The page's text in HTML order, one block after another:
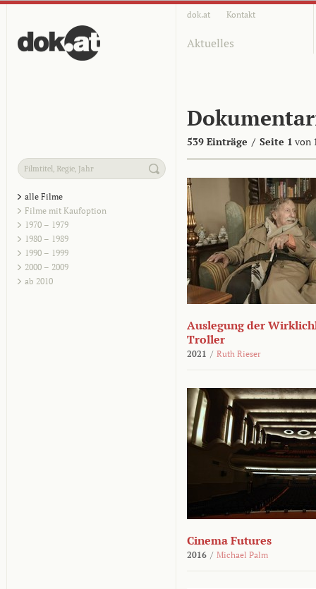
dok.at Kontakt
Aktuelles
539 Einträge / Seite 1 von
alle Filme
Filme mit Kaufoption
1970 – 1979
1980 – 1989
1990 – 1999
2000 – 2009
ab 2010
Auslegung der
Troller
2021 / Ruth Rieser
Cinema Futures
2016 / Michael Palm